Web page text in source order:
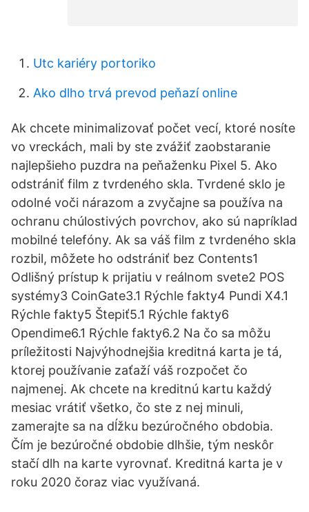
Utc kariéry portoriko
Ako dlho trvá prevod peňazí online
Ak chcete minimalizovať počet vecí, ktoré nosíte
vo vreckách, mali by ste zvážiť zaobstaranie
najlepšieho puzdra na peňaženku Pixel 5. Ako
odstrániť film z tvrdeného skla. Tvrdené sklo je
odolné voči nárazom a zvyčajne sa používa na
ochranu chúlostivých povrchov, ako sú napríklad
mobilné telefóny. Ak sa váš film z tvrdeného skla
rozbil, môžete ho odstrániť bez Contents1
Odlišný prístup k prijatiu v reálnom svete2 POS
systémy3 CoinGate3.1 Rýchle fakty4 Pundi X4.1
Rýchle fakty5 Štepiť5.1 Rýchle fakty6
Opendime6.1 Rýchle fakty6.2 Na čo sa môžu
príležitosti Najvýhodnejšia kreditná karta je tá,
ktorej používanie zaťaží váš rozpočet čo
najmenej. Ak chcete na kreditnú kartu každý
mesiac vrátiť všetko, čo ste z nej minuli,
zamerajte sa na dĺžku bezúročného obdobia.
Čím je bezúročné obdobie dlhšie, tým neskôr
stačí dlh na karte vyrovnať. Kreditná karta je v
roku 2020 čoraz viac využívaná.